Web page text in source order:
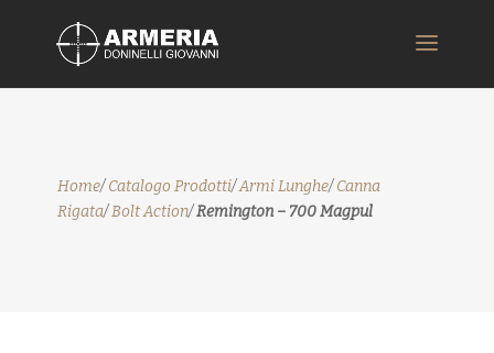
Home/Catalogo Prodotti/Armi Lunghe/Canna
Rigata/Bolt Action/Remington – 700 Magpul